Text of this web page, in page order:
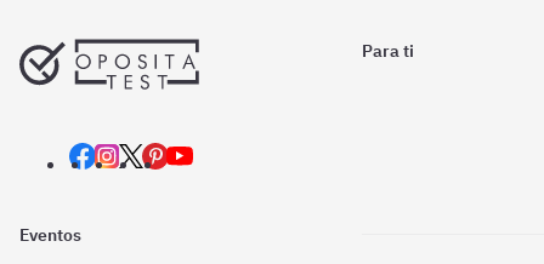
Para ti
Eventos